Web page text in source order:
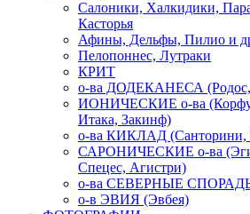
Салоники, Халкидики,
Касторья
Афины, Дельфы, Пилио и
Пелопоннес, Лутраки
КРИТ
о-ва ДОДЕКАНЕСА
ИОНИЧЕСКИЕ о-ва (Корфу,
Итака, Закинф)
о-ва КИКЛАД (Санторини,
САРОНИЧЕСКИЕ о-ва
Спецес, Агистри)
о-ва СЕВЕРНЫЕ
о-в ЭВИЯ (Эвбея)